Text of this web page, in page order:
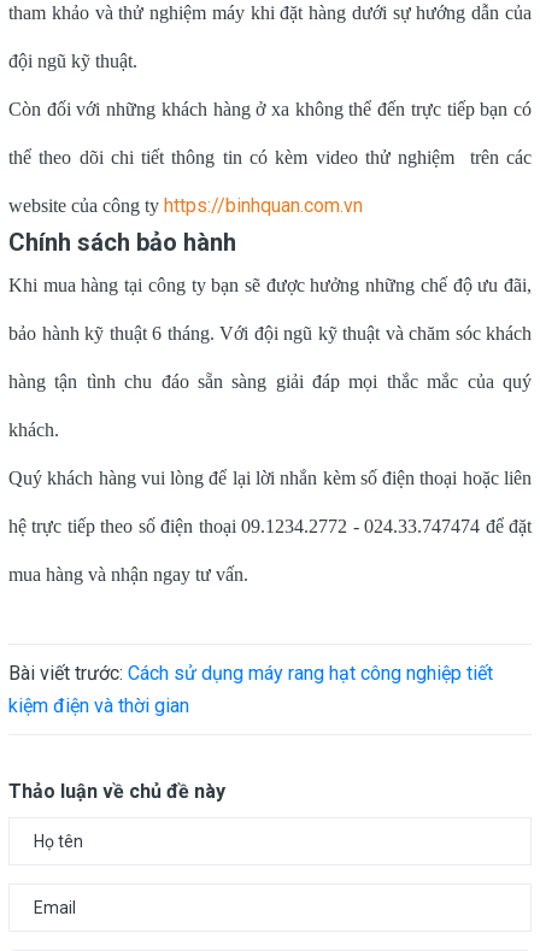
tham khảo và thử nghiệm máy khi đặt hàng dưới sự hướng dẫn của
đội ngũ kỹ thuật.
Còn đối với những khách hàng ở xa không thể đến trực tiếp bạn có
thể theo dõi chi tiết thông tin có kèm video thử nghiệm trên các
website của công ty https://binhquan.com.vn
Chính sách bảo hành
Khi mua hàng tại công ty bạn sẽ được hưởng những chế độ ưu đãi,
bảo hành kỹ thuật 6 tháng. Với đội ngũ kỹ thuật và chăm sóc khách
hàng tận tình chu đáo sẵn sàng giải đáp mọi thắc mắc của quý
khách.
Quý khách hàng vui lòng để lại lời nhắn kèm số điện thoại hoặc liên
hệ trực tiếp theo số điện thoại 09.1234.2772 - 024.33.747474 để đặt
mua hàng và nhận ngay tư vấn.
Bài viết trước: Cách sử dụng máy rang hạt công nghiệp tiết
kiệm điện và thời gian
Thảo luận về chủ đề này